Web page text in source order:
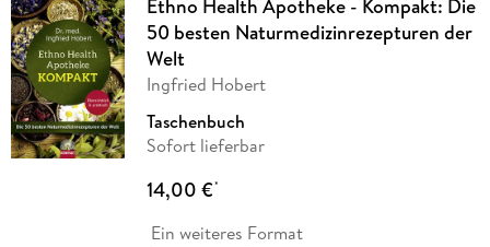
Ethno Health Apotheke - Kompakt: Die
50 besten Naturmedizinrezepturen der
Welt
Ingfried Hobert
Taschenbuch
Sofort lieferbar
14,00 €*
Ein weiteres Format